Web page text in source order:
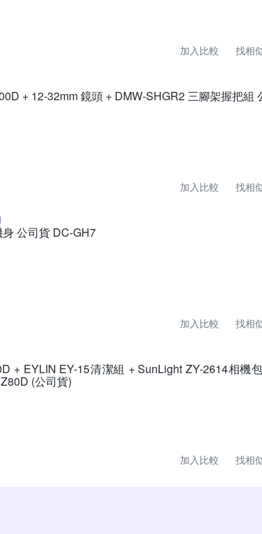
加入比較 找相
+ 12-32mm 鏡頭 + DMW-SHGR2 三腳架握把組
加入比較 找相
公司貨 DC-GH7
加入比較 找相
+ EYLIN EY-15清潔組 + SunLight ZY-2614相機
(公司貨)
加入比較 找相